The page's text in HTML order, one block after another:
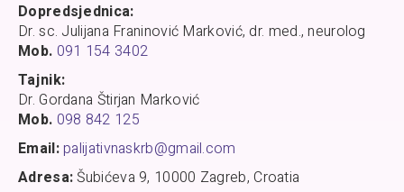
Dopredsjednica:
Dr. sc. Julijana Franinović Marković, dr. med., neurolog
Mob. 091 154 3402
Tajnik:
Dr. Gordana Štirjan Marković
Mob. 098 842 125
Email:palijativnaskrb@gmail.com
Adresa:Šubićeva 9, 10000 Zagreb, Croatia